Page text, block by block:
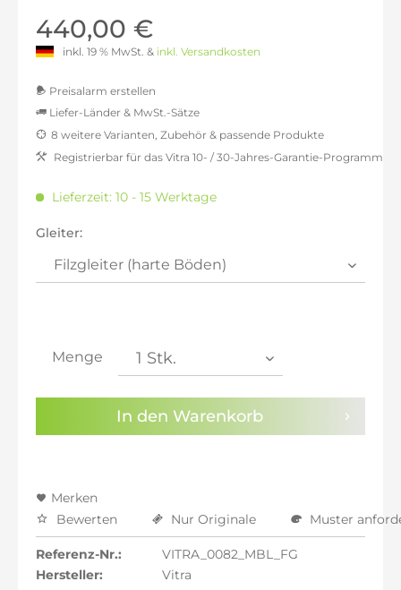
440,00 €
inkl. 19 % MwSt. & inkl. Versandkosten
Preisalarm erstellen
Preisalarm aktivieren
Liefer-Länder & MwSt.-Sätze
inkl. 16% MwSt.: 428,91 €
inkl. 21% MwSt.: 447,39 €
inkl. 21% MwSt.: 447,39 €
inkl. 22% MwSt.: 451,09 €
8 weitere Varianten, Zubehör & passende Produkte
Registrierbar für das Vitra 10- / 30-Jahres-Garantie-Programm
Lieferzeit: 10 - 15 Werktage
Gleiter:
Menge
In den Warenkorb
Merken
Bewerten
Nur Originale Muster
Referenz-Nr.:
VITRA_0082_MBL_FG
Hersteller:
Vitra